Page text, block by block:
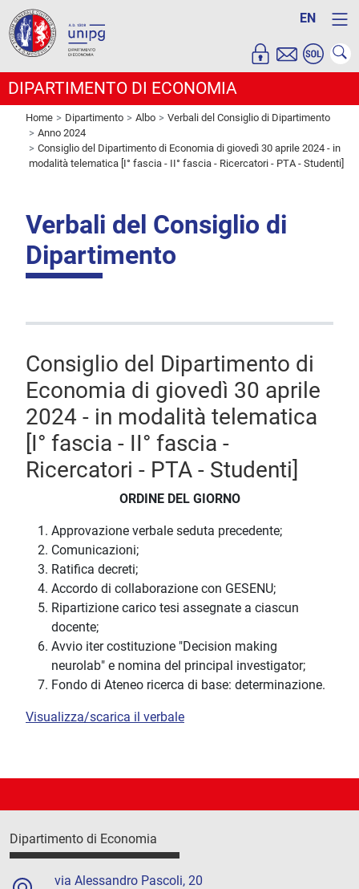
EN
DIPARTIMENTO DI ECONOMIA
Home Dipartimento Albo
Verbali del Consiglio di Dipartimento
Anno 2024
Consiglio del Dipartimento di Economia di giovedì 30 aprile 2024 - in
modalità telematica [I° fascia - II° fascia - Ricercatori - PTA - Studenti]
Verbali del Consiglio di
Dipartimento
Consiglio del Dipartimento di
Economia di giovedì 30 aprile
2024 - in modalità telematica
[I° fascia - II° fascia -
Ricercatori - PTA - Studenti]
ORDINE DEL GIORNO
Approvazione verbale seduta precedente;
Comunicazioni;
Ratifica decreti;
Accordo di collaborazione con GESENU;
Ripartizione carico tesi assegnate a ciascun
docente;
Avvio iter costituzione "Decision making
neurolab" e nomina del principal investigator;
Fondo di Ateneo ricerca di base: determinazione.
Visualizza/scarica il verbale
Dipartimento di Economia
via Alessandro Pascoli, 20